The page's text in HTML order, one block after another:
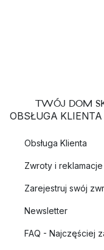
TWÓJ DOM
OBSŁUGA KLIENTA
Obsługa Klienta
Zwroty i reklamacje
Zarejestruj swój
Newsletter
FAQ - Najczęściej